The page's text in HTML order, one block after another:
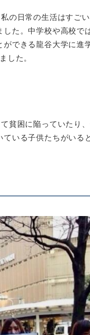
の日常の生活はすご
た。中学校や高校で
できる龍谷大学に進
した。
貧困に陥っていたり
いる子供たちがいる